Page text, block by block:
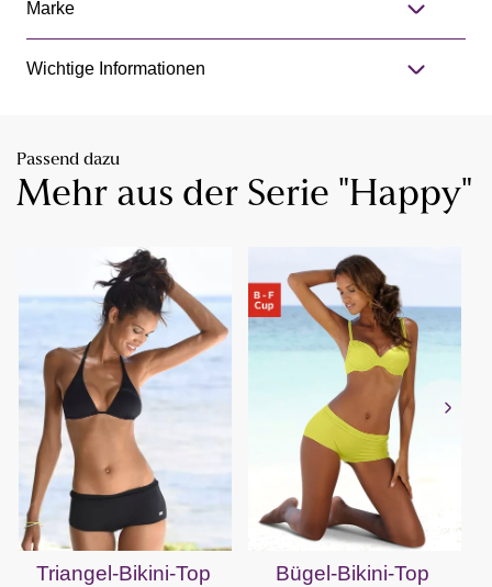
Marke
Wichtige Informationen
Passend dazu
Mehr aus der Serie "Happy"
Triangel-Bikini-Top Bügel-Bikini-Top